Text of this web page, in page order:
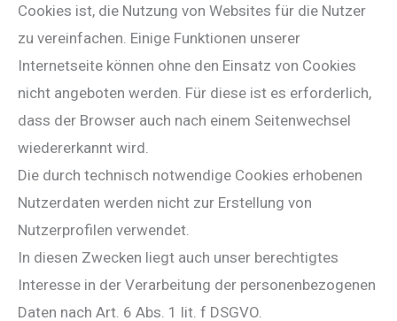
Cookies ist, die Nutzung von Websites für die Nutzer
zu vereinfachen. Einige Funktionen unserer
Internetseite können ohne den Einsatz von Cookies
nicht angeboten werden. Für diese ist es erforderlich,
dass der Browser auch nach einem Seitenwechsel
wiedererkannt wird.
Die durch technisch notwendige Cookies erhobenen
Nutzerdaten werden nicht zur Erstellung von
Nutzerprofilen verwendet.
In diesen Zwecken liegt auch unser berechtigtes
Interesse in der Verarbeitung der personenbezogenen
Daten nach Art. 6 Abs. 1 lit. f DSGVO.